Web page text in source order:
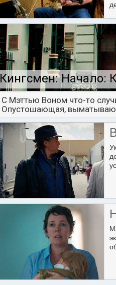
Кингсмен: Начало:
С Мэттью Воном что-то
Опустошающая,